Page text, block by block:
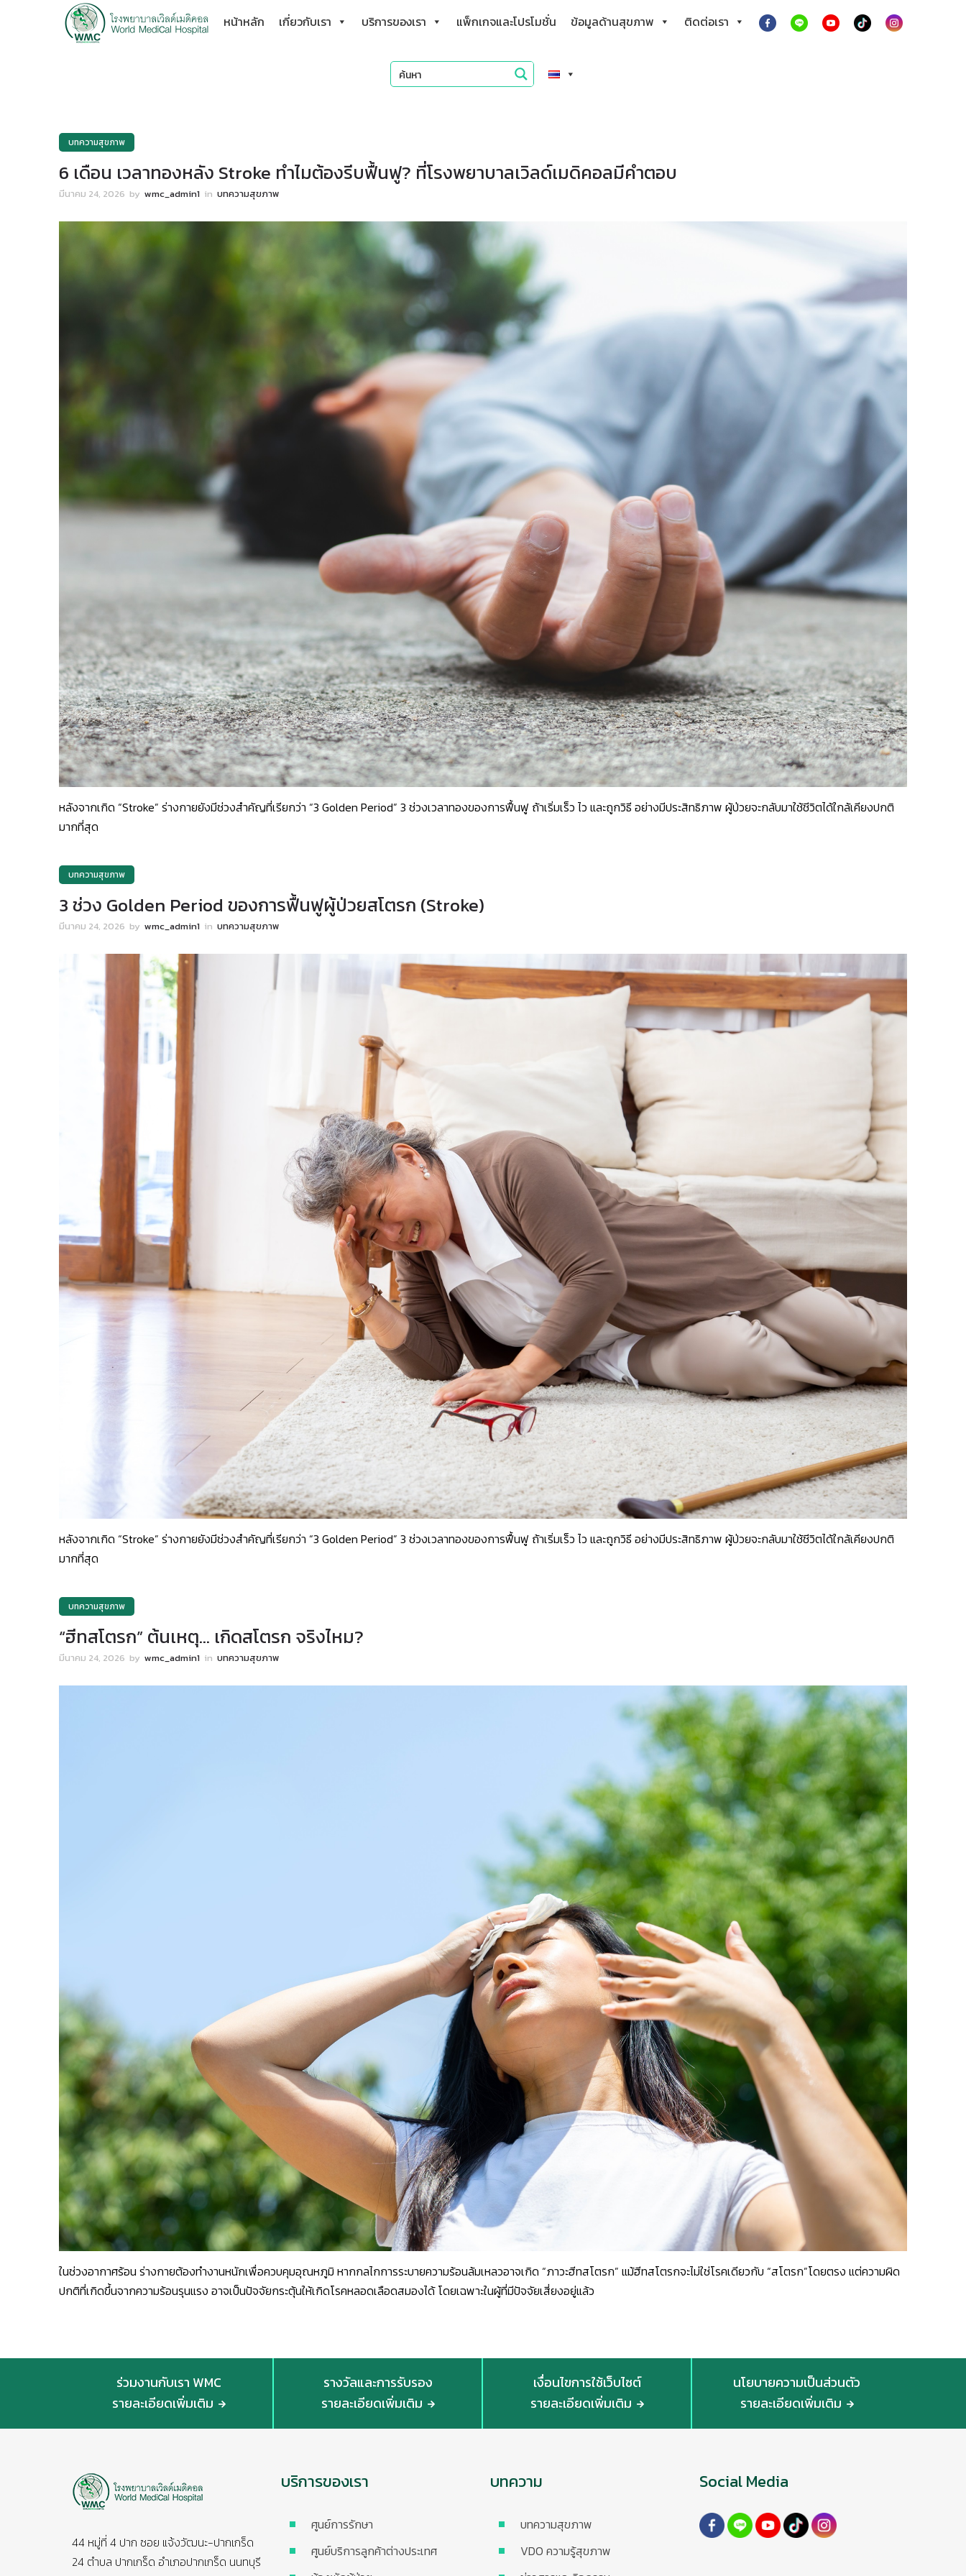
หน้าหลัก เกี่ยวกับเรา บริการของเรา แพ็กเกจและโปรโมชั่น ข้อมูลด้านสุขภาพ ติดต่อเรา
บทความสุขภาพ
6 เดือน เวลาทองหลัง Stroke ทำไมต้องรีบฟื้นฟู? ที่โรงพยาบาลเวิลด์เมดิคอลมีคำตอบ
มีนาคม 24, 2026 by wmc_admin1 in บทความสุขภาพ
หลังจากเกิด “Stroke” ร่างกายยังมีช่วงสำคัญที่เรียกว่า “3 Golden Period” 3 ช่วงเวลาทองของการฟื้นฟู ถ้าเริ่มเร็ว ไว และถูกวิธี อย่างมีประสิทธิภาพ ผู้ป่วยจะกลับมาใช้ชีวิตได้ใกล้เคียงปกติ
มากที่สุด
บทความสุขภาพ
3 ช่วง Golden Period ของการฟื้นฟูผู้ป่วยสโตรก (Stroke)
มีนาคม 24, 2026 by wmc_admin1 in บทความสุขภาพ
หลังจากเกิด “Stroke” ร่างกายยังมีช่วงสำคัญที่เรียกว่า “3 Golden Period” 3 ช่วงเวลาทองของการฟื้นฟู ถ้าเริ่มเร็ว ไว และถูกวิธี อย่างมีประสิทธิภาพ ผู้ป่วยจะกลับมาใช้ชีวิตได้ใกล้เคียงปกติ
มากที่สุด
บทความสุขภาพ
“ฮีทสโตรก” ต้นเหตุ… เกิดสโตรก จริงไหม?
มีนาคม 24, 2026 by wmc_admin1 in บทความสุขภาพ
ในช่วงอากาศร้อน ร่างกายต้องทำงานหนักเพื่อควบคุมอุณหภูมิ หากกลไกการระบายความร้อนล้มเหลวอาจเกิด “ภาวะฮีทสโตรก” แม้ฮีทสโตรกจะไม่ใช่โรคเดียวกับ “สโตรก”โดยตรง แต่ความผิด
ปกติที่เกิดขึ้นจากความร้อนรุนแรง อาจเป็นปัจจัยกระตุ้นให้เกิดโรคหลอดเลือดสมองได้ โดยเฉพาะในผู้ที่มีปัจจัยเสี่ยงอยู่แล้ว
ร่วมงานกับเรา WMC
รายละเอียดเพิ่มเติม
รางวัลและการรับรอง
รายละเอียดเพิ่มเติม
เงื่อนไขการใช้เว็บไซต์
รายละเอียดเพิ่มเติม
นโยบายความเป็นส่วนตัว
รายละเอียดเพิ่มเติม
44 หมู่ที่ 4 ปาก ซอย แจ้งวัฒนะ-ปากเกร็ด
24 ตำบล ปากเกร็ด อำเภอปากเกร็ด นนทบุรี
บริการของเรา
ศูนย์การรักษา
ศูนย์บริการลูกค้าต่างประเทศ
บทความ
บทความสุขภาพ
VDO ความรู้สุขภาพ
Social Media